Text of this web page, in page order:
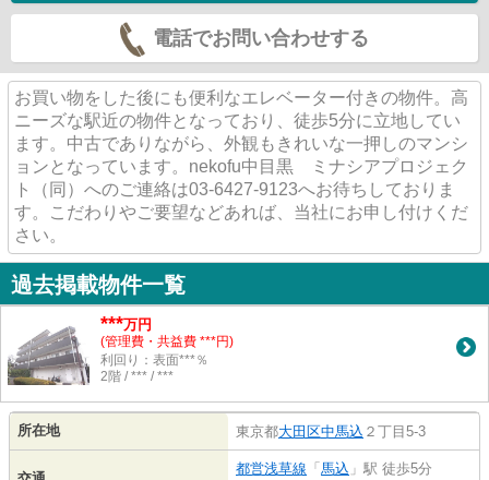
電話でお問い合わせする
お買い物をした後にも便利なエレベーター付きの物件。高
ニーズな駅近の物件となっており、徒歩5分に立地してい
ます。中古でありながら、外観もきれいな一押しのマンシ
ョンとなっています。nekofu中目黒 ミナシアプロジェク
ト（同）へのご連絡は03-6427-9123へお待ちしておりま
す。こだわりやご要望などあれば、当社にお申し付けくだ
さい。
過去掲載物件一覧
***万円
(管理費・共益費 ***円)
利回り：表面***％
2階 / *** / ***
所在地 東京都大田区中馬込 ２丁目5-3
都営浅草線 「 馬込 」駅 徒歩5分